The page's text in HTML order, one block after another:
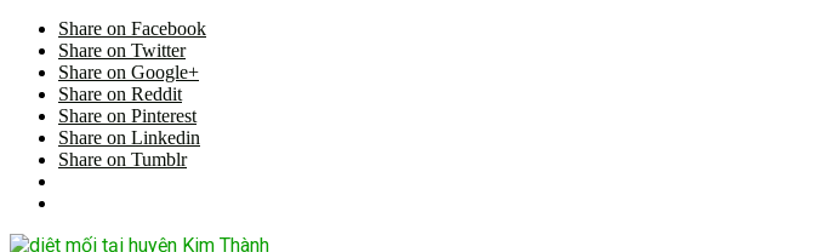
Share on Facebook
Share on Twitter
Share on Google+
Share on Reddit
Share on Pinterest
Share on Linkedin
Share on Tumblr